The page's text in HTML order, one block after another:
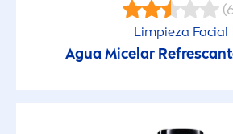
Limpieza Facial
Agua Micelar